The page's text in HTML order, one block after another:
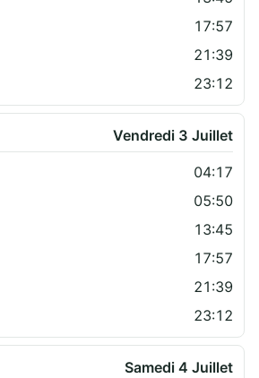
17:57
21:39
23:12
Vendredi 3 Juillet
04:17
05:50
13:45
17:57
21:39
23:12
Samedi 4 Juillet